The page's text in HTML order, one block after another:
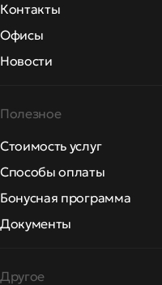
Контакты
Офисы
Новости
Полезное
Стоимость услуг
Способы оплаты
Бонусная программа
Документы
Другое